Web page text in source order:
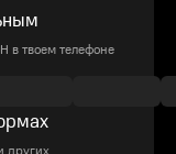
в твоем телефоне